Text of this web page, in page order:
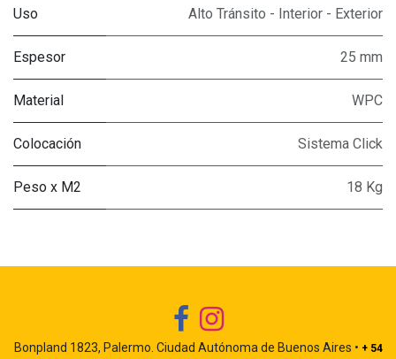
Uso Alto Tránsito - Interior - Exterior
Espesor 25 mm
Material WPC
Colocación Sistema Click
Peso x M2 18 Kg
Bonpland 1823, Palermo. Ciudad Autónoma de Buenos Aires • + 54